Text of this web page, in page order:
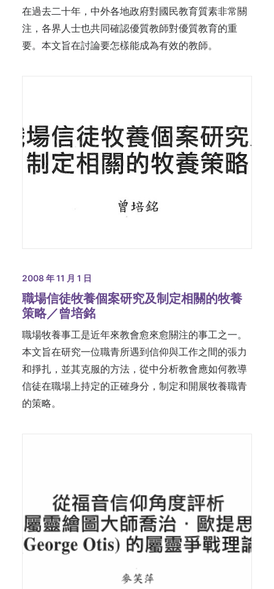
在過去二十年，中外各地政府對國民教育質素非常關
注，各界人士也共同確認優質教師對優質教育的重
要。本文旨在討論要怎樣能成為有效的教師。
2008 年 11 月 1 日
職場信徒牧養個案研究及制定相關的牧養
策略／曾培銘
職場牧養事工是近年來教會愈來愈關注的事工之一。
本文旨在研究一位職青所遇到信仰與工作之間的張力
和掙扎，並其克服的方法，從中分析教會應如何教導
信徒在職場上持定的正確身分，制定和開展牧養職青
的策略。